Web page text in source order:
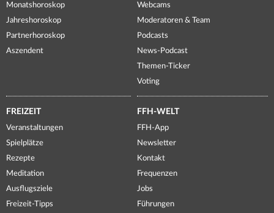
Monatshoroskop
Jahreshoroskop
Partnerhoroskop
Aszendent
Webcams
Moderatoren & Team
Podcasts
News-Podcast
Themen-Ticker
Voting
FREIZEIT
Veranstaltungen
Spielplätze
Rezepte
Meditation
Ausflugsziele
Freizeit-Tipps
FFH-WELT
FFH-App
Newsletter
Kontakt
Frequenzen
Jobs
Führungen